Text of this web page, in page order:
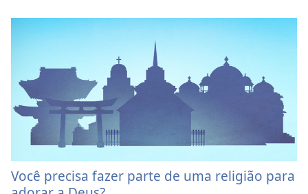
Você precisa fazer parte de uma religião para